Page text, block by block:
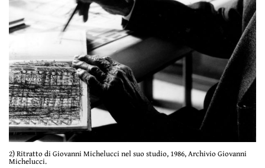
2) Ritratto di Giovanni Michelucci nel suo studio, 1986, Archivio Giovanni
Michelucci.